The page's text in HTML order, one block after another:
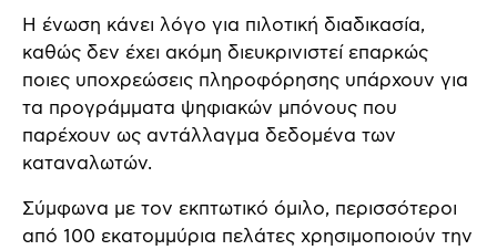
Η ένωση κάνει λόγο για πιλοτική διαδικασία,
καθώς δεν έχει ακόμη διευκρινιστεί επαρκώς
ποιες υποχρεώσεις πληροφόρησης υπάρχουν για
τα προγράμματα ψηφιακών μπόνους που
παρέχουν ως αντάλλαγμα δεδομένα των
καταναλωτών.
Σύμφωνα με τον εκπτωτικό όμιλο, περισσότεροι
από 100 εκατομμύρια πελάτες χρησιμοποιούν την